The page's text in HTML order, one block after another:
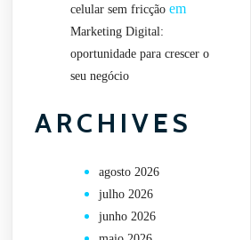
celular sem fricção em
Marketing Digital:
oportunidade para crescer o
seu negócio
ARCHIVES
agosto 2026
julho 2026
junho 2026